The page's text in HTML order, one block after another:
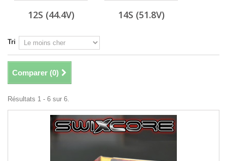
12S (44.4V) 14S (51.8V)
Tri
Comparer (0)
Résultats 1 - 6 sur 6.